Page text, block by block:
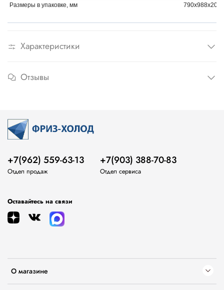
Размеры в упаковке, мм
790x988x2055
Характеристики
Отзывы
О магазине
+7(962) 559-63-13
Отдел продаж
+7(903) 388-70-83
Отдел сервиса
Оставайтесь на связи